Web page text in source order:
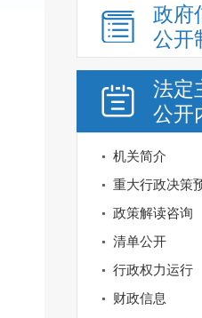
政府
公开
法定
公开
机关简介
重大行政决策
政策解读咨询
清单公开
行政权力运行
财政信息